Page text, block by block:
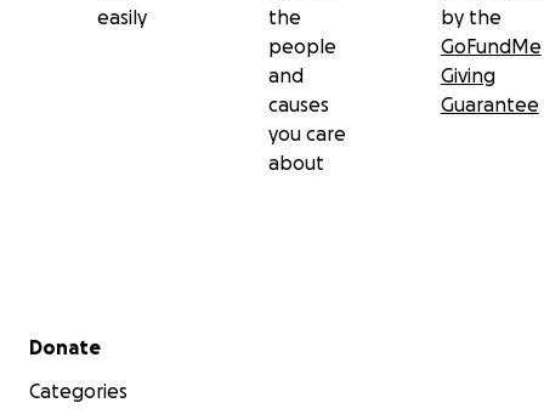
easily
the
people
and
causes
you care
about
by the
GoFundMe
Giving
Guarantee
Secondary menu
Donate
Categories